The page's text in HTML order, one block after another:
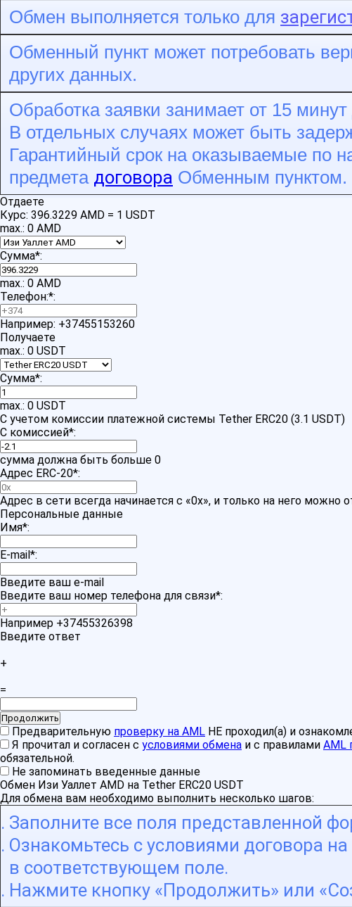
Обмен выполняется только для
Обменный пункт может потребовать
других данных.
Обработка заявки занимает от 15 минут
В отдельных случаях может быть
Гарантийный срок на оказываемые по
предмета договора Обменным пунктом.
Отдаете
Курс: 396.3229 AMD = 1 USDT
max.: 0 AMD
Сумма*:
max.: 0 AMD
Телефон:*:
Например: +37455153260
Получаете
max.: 0 USDT
Сумма*:
max.: 0 USDT
С учетом комиссии платежной системы Tether ERC20 (3.1 USDT)
С комиссией*:
сумма должна быть больше 0
Адрес ERC-20*:
Адрес в сети всегда начинается с «0x», и только на него можно
Персональные данные
Имя*:
E-mail*:
Введите ваш e-mail
Введите ваш номер телефона для связи*:
Например +37455326398
Введите ответ
+
=
Предварительную проверку на AML НЕ проходил(а) и
Я прочитал и согласен с условиями обмена и с правилами AML
обязательной.
Не запоминать введенные данные
Обмен Изи Уаллет AMD на Tether ERC20 USDT
Для обмена вам необходимо выполнить несколько шагов:
Заполните все поля представленной
Ознакомьтесь с условиями договора
в соответствующем поле.
Нажмите кнопку «Продолжить» или